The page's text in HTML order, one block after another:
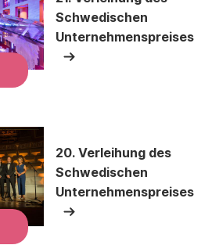
Schwedischen
Unternehmenspreises
20. Verleihung des
Schwedischen
Unternehmenspreises